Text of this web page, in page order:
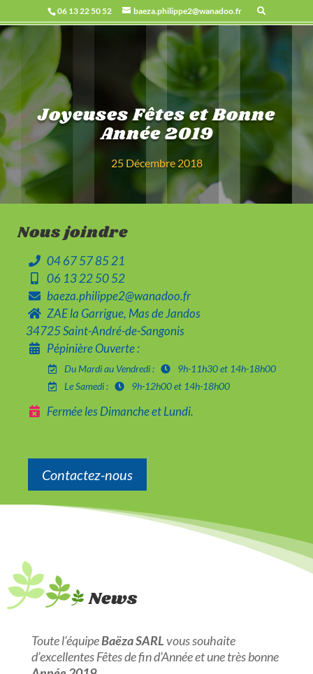
06 13 22 50 52 baeza.philippe2@wanadoo.fr
Joyeuses Fêtes et Bonne
Année 2019
25 Décembre 2018
Nous joindre
04 67 57 85 21
06 13 22 50 52
baeza.philippe2@wanadoo.fr
ZAE la Garrigue, Mas de Jandos
34725 Saint-André-de-Sangonis
Pépinière Ouverte :
Du Mardi au Vendredi :
9h-11h30 et 14h-18h00
Le Samedi :
9h-12h00 et 14h-18h00
Fermée les Dimanche et Lundi.
Contactez-nous
News
Toute l’équipeBaëza SARLvous souhaite
d’excellentes Fêtes de fin d’Année et une très bonne